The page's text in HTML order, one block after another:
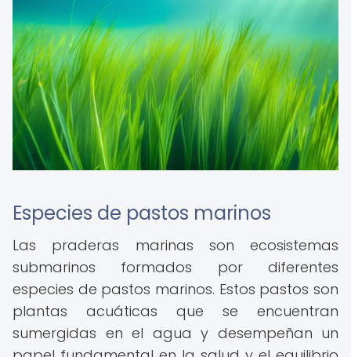
Especies de pastos marinos
Las praderas marinas son ecosistemas
submarinos formados por diferentes
especies de pastos marinos. Estos pastos son
plantas acuáticas que se encuentran
sumergidas en el agua y desempeñan un